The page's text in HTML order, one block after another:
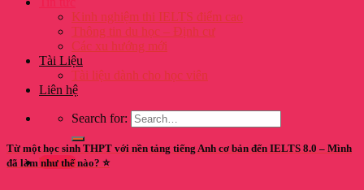
Kinh nghiệm thi IELTS điểm cao
Thông tin du học – Định cư
Các xu hướng mới
Tài Liệu
Tài liệu dành cho học viên
Liên hệ
Search for:
Tư vấn
Từ một học sinh THPT với nền tảng tiếng Anh cơ bản đến IELTS 8.0 – Mình
đã làm như thế nào? ⭐